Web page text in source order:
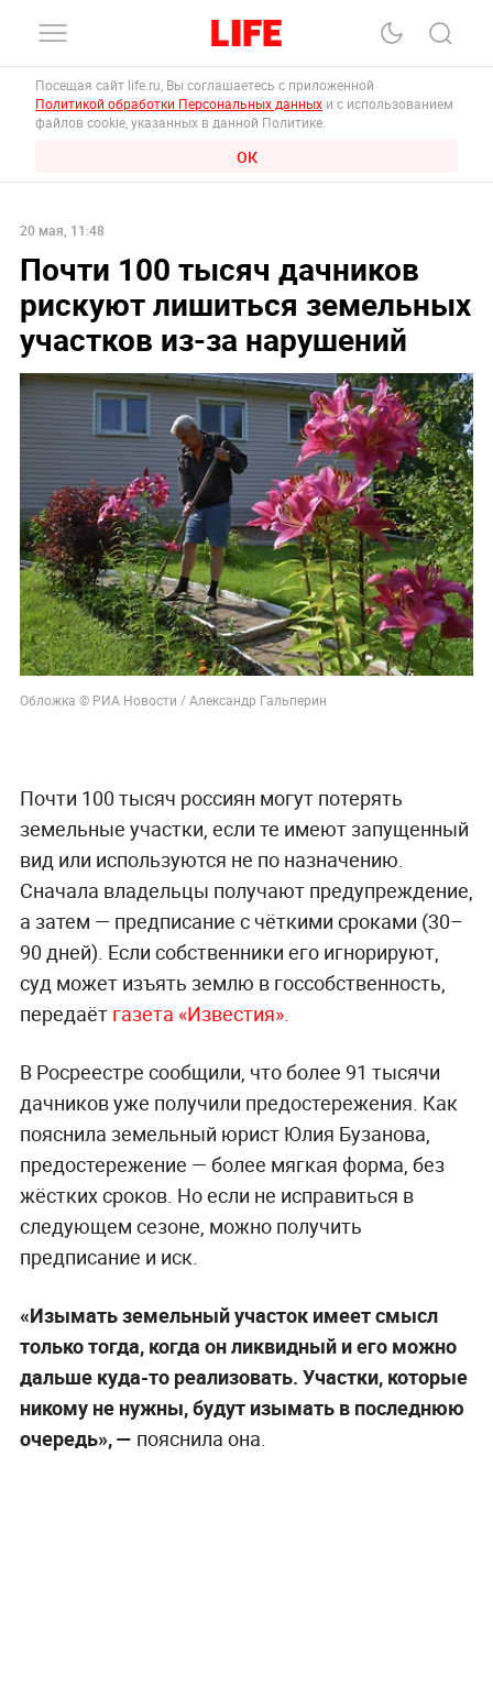
Посещая сайт life.ru, Вы соглашаетесь с приложенной
Политикой обработки Персональных данных и с использованием
файлов cookie, указанных в данной Политике.
ОК
20 мая, 11:48
Почти 100 тысяч дачников
рискуют лишиться земельных
участков из-за нарушений
Обложка © РИА Новости / Александр Гальперин
Почти 100 тысяч россиян могут потерять
земельные участки, если те имеют запущенный
вид или используются не по назначению.
Сначала владельцы получают предупреждение,
а затем — предписание с чёткими сроками (30–
90 дней). Если собственники его игнорируют,
суд может изъять землю в госсобственность,
передаёт газета «Известия».
В Росреестре сообщили, что более 91 тысячи
дачников уже получили предостережения. Как
пояснила земельный юрист Юлия Бузанова,
предостережение — более мягкая форма, без
жёстких сроков. Но если не исправиться в
следующем сезоне, можно получить
предписание и иск.
«Изымать земельный участок имеет смысл
только тогда, когда он ликвидный и его можно
дальше куда-то реализовать. Участки, которые
никому не нужны, будут изымать в последнюю
очередь», — пояснила она.